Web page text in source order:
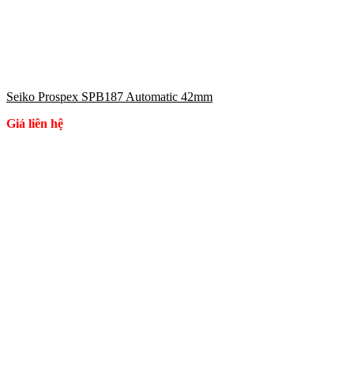
Seiko Prospex SPB187 Automatic 42mm
Giá liên hệ